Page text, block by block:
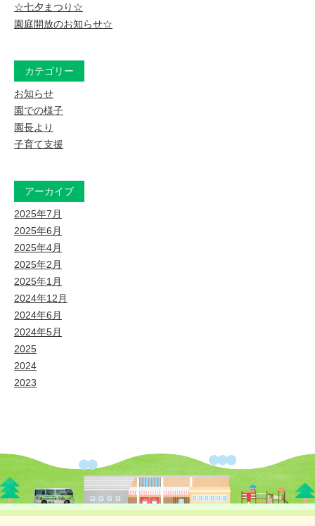
☆七夕まつり☆
園庭開放のお知らせ☆
カテゴリー
お知らせ
園での様子
園長より
子育て支援
アーカイブ
2025年7月
2025年6月
2025年4月
2025年2月
2025年1月
2024年12月
2024年6月
2024年5月
2025
2024
2023